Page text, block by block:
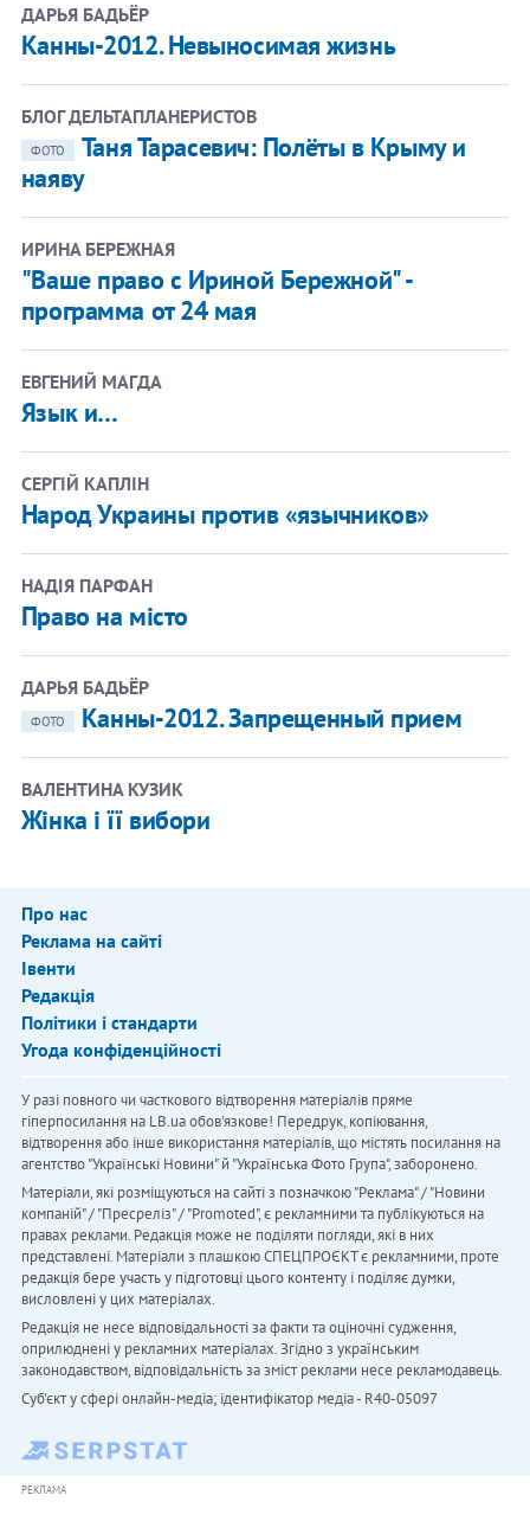
ДАРЬЯ БАДЬЁР
Канны-2012. Невыносимая жизнь
БЛОГ ДЕЛЬТАПЛАНЕРИСТОВ
ФОТО
Таня Тарасевич: Полёты в Крыму и
наяву
ИРИНА БЕРЕЖНАЯ
"Ваше право с Ириной Бережной" -
программа от 24 мая
ЕВГЕНИЙ МАГДА
Язык и…
СЕРГІЙ КАПЛІН
Народ Украины против «язычников»
НАДІЯ ПАРФАН
Право на місто
ДАРЬЯ БАДЬЁР
ФОТО Канны-2012. Запрещенный прием
ВАЛЕНТИНА КУЗИК
Жінка і її вибори
Про нас
Реклама на сайті
Івенти
Редакція
Політики і стандарти
Угода конфіденційності
У разі повного чи часткового відтворення матеріалів пряме
гіперпосилання на LB.ua обов'язкове! Передрук, копіювання,
відтворення або інше використання матеріалів, що містять посилання на
агентство "Українськi Новини" й "Українська Фото Група", заборонено.
Матеріали, які розміщуються на сайті з позначкою "Реклама" / "Новини
компаній" / "Пресреліз" / "Promoted", є рекламними та публікуються на
правах реклами. Редакція може не поділяти погляди, які в них
представлені. Матеріали з плашкою СПЕЦПРОЄКТ є рекламними, проте
редакція бере участь у підготовці цього контенту і поділяє думки,
висловлені у цих матеріалах.
Редакція не несе відповідальності за факти та оціночні судження,
оприлюднені у рекламних матеріалах. Згідно з українським
законодавством, відповідальність за зміст реклами несе рекламодавець.
Cуб'єкт у сфері онлайн-медіа; ідентифікатор медіа - R40-05097
РЕКЛАМА